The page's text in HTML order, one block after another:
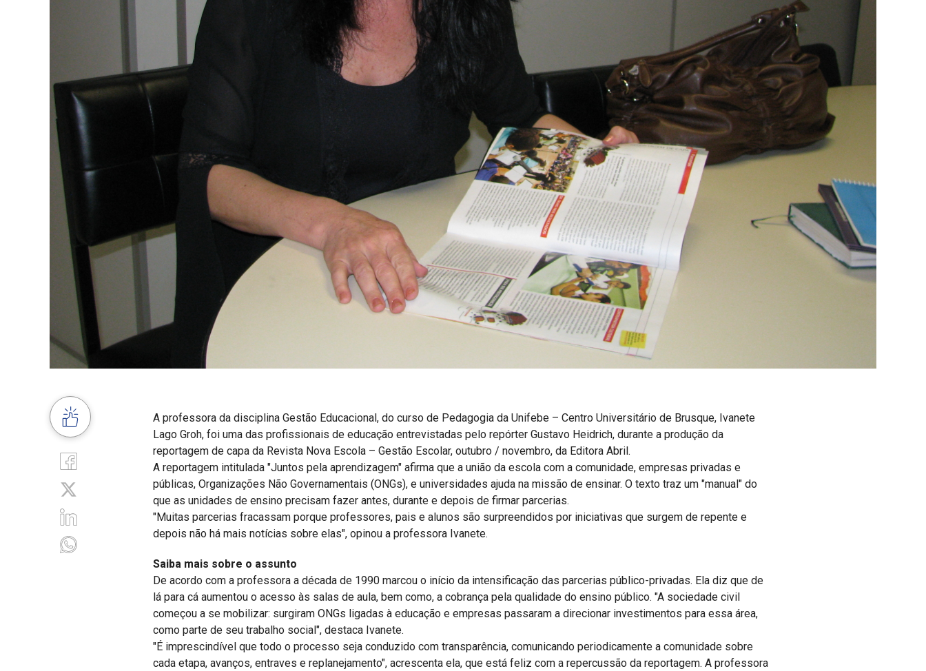
A professora da disciplina Gestão Educacional, do curso de Pedagogia da Unifebe – Centro Universitário de Brusque, Ivanete
Lago Groh, foi uma das profissionais de educação entrevistadas pelo repórter Gustavo Heidrich, durante a produção da
reportagem de capa da Revista Nova Escola – Gestão Escolar, outubro / novembro, da Editora Abril.
A reportagem intitulada "Juntos pela aprendizagem" afirma que a união da escola com a comunidade, empresas privadas e
públicas, Organizações Não Governamentais (ONGs), e universidades ajuda na missão de ensinar. O texto traz um "manual" do
que as unidades de ensino precisam fazer antes, durante e depois de firmar parcerias.
"Muitas parcerias fracassam porque professores, pais e alunos são surpreendidos por iniciativas que surgem de repente e
depois não há mais notícias sobre elas", opinou a professora Ivanete.
Saiba mais sobre o assunto
De acordo com a professora a década de 1990 marcou o início da intensificação das parcerias público-privadas. Ela diz que de
lá para cá aumentou o acesso às salas de aula, bem como, a cobrança pela qualidade do ensino público. "A sociedade civil
começou a se mobilizar: surgiram ONGs ligadas à educação e empresas passaram a direcionar investimentos para essa área,
como parte de seu trabalho social", destaca Ivanete.
"É imprescindível que todo o processo seja conduzido com transparência, comunicando periodicamente a comunidade sobre
cada etapa, avanços, entraves e replanejamento", acrescenta ela, que está feliz com a repercussão da reportagem. A professora